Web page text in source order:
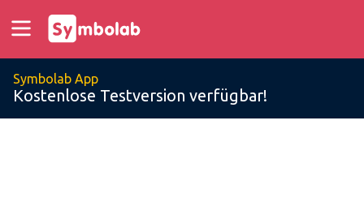
Symbolab App
Kostenlose Testversion verfügbar!